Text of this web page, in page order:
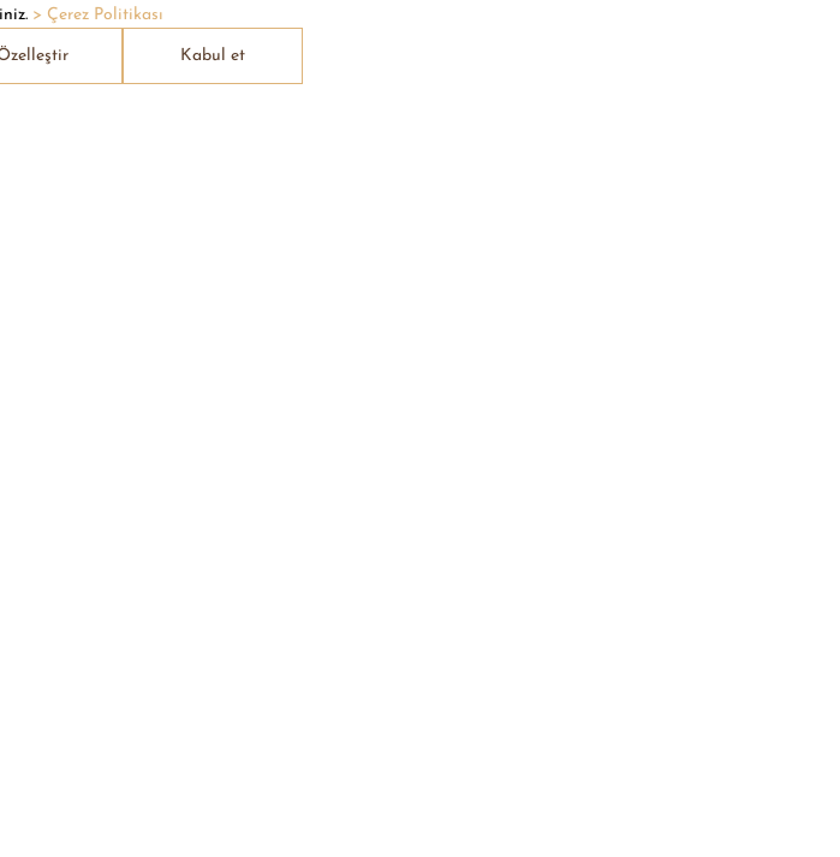
> Çerez Politikası
Kabul et